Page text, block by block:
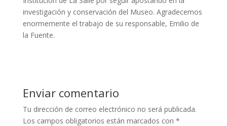
investigación y conservación del Museo. Agradecemos
enormemente el trabajo de su responsable, Emilio de
la Fuente.
Enviar comentario
Tu dirección de correo electrónico no será publicada.
Los campos obligatorios están marcados con *